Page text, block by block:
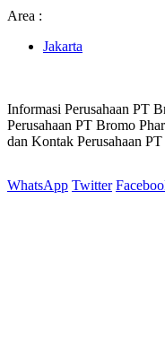
Area :
Jakarta
Informasi Perusahaan PT
Perusahaan PT Bromo
dan Kontak Perusahaan
WhatsApp Twitter